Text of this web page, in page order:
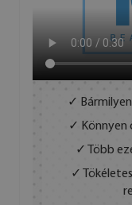
✓
✓ Könnyen
✓ Több
✓